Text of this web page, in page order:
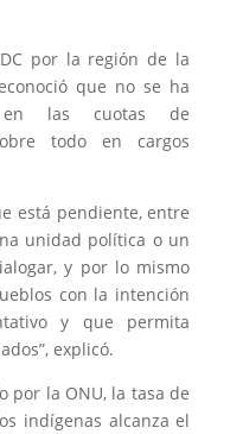
por la región de la
que no se ha
en las cuotas de
todo en cargos
está pendiente, entre
unidad política o un
y por lo mismo
con la intención
y que permita
explicó.
por la ONU, la tasa de
indígenas alcanza el